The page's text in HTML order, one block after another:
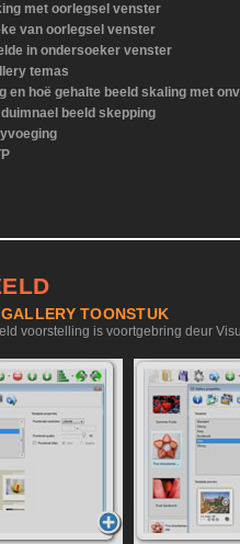
met oorlegsel venster
van oorlegsel venster
in ondersoeker venster
temas
en hoë gehalte beeld skaling met
beeld skepping
TOONSTUK
voorstelling is voortgebring deur